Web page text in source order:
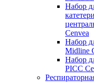
Набор
Cenvea
Набор
Midline
Набор
PICC